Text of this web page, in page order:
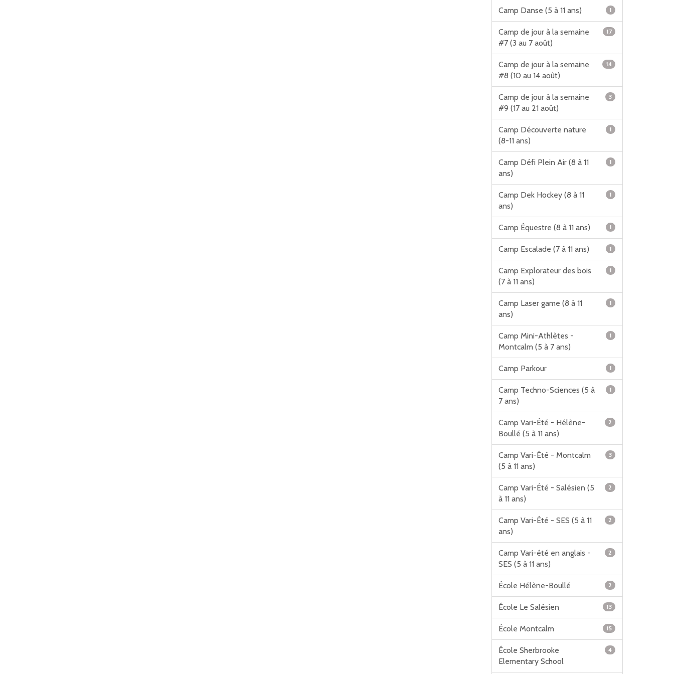
Camp Danse (5 à 11 ans) 1
Camp de jour à la semaine
#7 (3 au 7 août)
17
Camp de jour à la semaine
#8 (10 au 14 août)
14
Camp de jour à la semaine
#9 (17 au 21 août)
3
Camp Découverte nature
(8-11 ans)
1
Camp Défi Plein Air (8 à 11
ans)
1
Camp Dek Hockey (8 à 11
ans)
1
Camp Équestre (8 à 11 ans) 1
Camp Escalade (7 à 11 ans) 1
Camp Explorateur des bois
(7 à 11 ans)
1
Camp Laser game (8 à 11
ans)
1
Camp Mini-Athlètes -
Montcalm (5 à 7 ans)
1
Camp Parkour 1
Camp Techno-Sciences (5 à
7 ans)
1
Camp Vari-Été - Hélène-
Boullé (5 à 11 ans)
2
Camp Vari-Été - Montcalm
(5 à 11 ans)
3
Camp Vari-Été - Salésien (5
à 11 ans)
2
Camp Vari-Été - SES (5 à 11
ans)
2
Camp Vari-été en anglais -
SES (5 à 11 ans)
2
École Hélène-Boullé 2
École Le Salésien 13
École Montcalm 15
École Sherbrooke
Elementary School
4